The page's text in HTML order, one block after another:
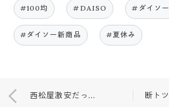
#100均 #DAISO #ダイソー
#ダイソー新商品 #夏休み
西松屋激安だった商品❤️